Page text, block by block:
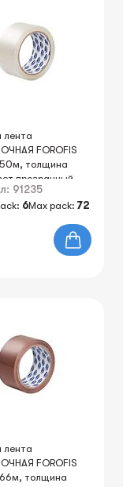
лента
FOROFIS
толщина
прозрачный
91235
6Max pack: 72
лента
FOROFIS
толщина